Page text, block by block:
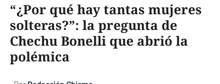
“¿Por qué hay tantas mujeres
solteras?”: la pregunta de
Chechu Bonelli que abrió la
polémica